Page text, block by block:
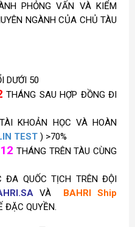
PHỎNG VẤN VÀ KIỂM
NGÀNH CỦA CHỦ TÀU
DƯỚI 50
THÁNG SAU HỢP ĐỒNG ĐI
KHOẢN HỌC VÀ HOÀN
TEST ) >70%
12 THÁNG TRÊN TÀU CÙNG
ĐA QUỐC TỊCH TRÊN ĐỘI
VÀ BAHRI Ship
ĐẶC QUYỀN.